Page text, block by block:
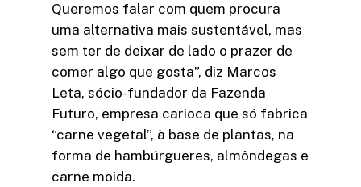
Queremos falar com quem procura
uma alternativa mais sustentável, mas
sem ter de deixar de lado o prazer de
comer algo que gosta”, diz Marcos
Leta, sócio-fundador da Fazenda
Futuro, empresa carioca que só fabrica
“carne vegetal”, à base de plantas, na
forma de hambúrgueres, almôndegas e
carne moída.